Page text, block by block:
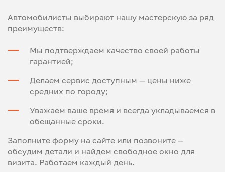
Автомобилисты выбирают нашу мастерскую за ряд
преимуществ:
Мы подтверждаем качество своей работы
гарантией;
Делаем сервис доступным — цены ниже
средних по городу;
Уважаем ваше время и всегда укладываемся в
обещанные сроки.
Заполните форму на сайте или позвоните —
обсудим детали и найдем свободное окно для
визита. Работаем каждый день.